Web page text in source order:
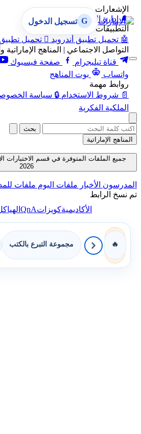
الإشعارات
🔔 إدارة الإشعارات
التطبيقات
🤖 تحميل تطبيق أندرويد  تحميل تطبيق
التواصل الاجتماعي | المناهج الإماراتية
قناة تيليجرام
صفحة فيسبوك
واتساب
بوت المناهج
روابط مهمة
📄 شروط الاستخدام 🔒 سياسة
الملكية الفكرية
G تسجيل الدخول
بحث
المناهج الإماراتية
2026
المدرسون الأخبار ملفات اليوم ملفات
تم نسخ الرابط
الأكاديميةكويزاتQnAالهياكل
🔥 مجموعة التبرع بالكتب